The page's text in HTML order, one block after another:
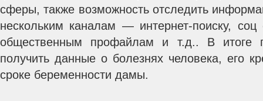
сферы, также возможность отследить
нескольким каналам — интернет-поиску, соц
общественным профайлам и т.д.. В итоге
получить данные о болезнях человека, его
сроке беременности дамы.